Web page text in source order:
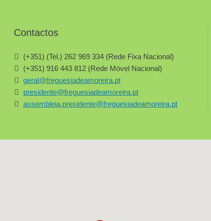
Contactos
(+351) (Tel.) 262 969 334 (Rede Fixa Nacional)
(+351) 916 443 812 (Rede Móvel Nacional)
geral@freguesiadeamoreira.pt
presidente@freguesiadeamoreira.pt
assembleia.presidente@freguesiadeamoreira.pt